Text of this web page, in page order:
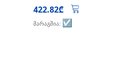
422.82₾
მარაგშია: ☑️